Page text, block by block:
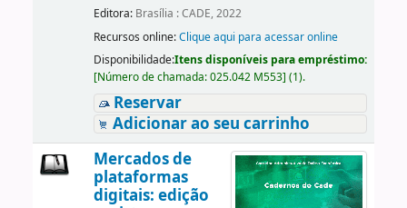
Editora: Brasília : CADE, 2022
Recursos online:Clique aqui para acessar online
Disponibilidade:Itens disponíveis para empréstimo:
[Número de chamada:025.042 M553] (1).
Reservar
Adicionar ao seu carrinho
Mercados de
plataformas
digitais: edição